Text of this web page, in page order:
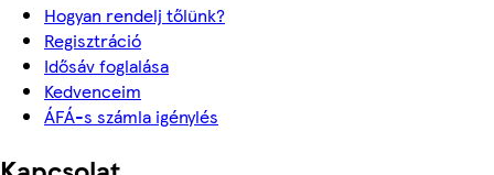
Hogyan rendelj tőlünk?
Regisztráció
Idősáv foglalása
Kedvenceim
ÁFÁ-s számla igénylés